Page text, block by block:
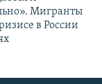
Мигранты
в России